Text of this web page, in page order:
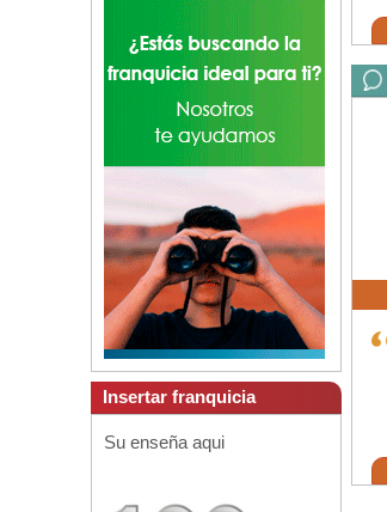
Insertar franquicia
Su enseña aqui